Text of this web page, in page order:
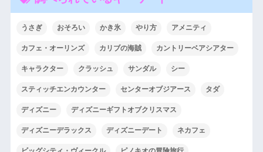
うさぎ おそろい かき氷 やり方 アメニティ
カフェ・オーリンズ カリブの海賊 カントリーベアシアター
キャラクター クラッシュ サンダル シー
スティッチエンカウンター センターオブジアース タダ
ディズニー ディズニーギフトオブクリスマス
ディズニーデラックス ディズニーデート ネカフェ